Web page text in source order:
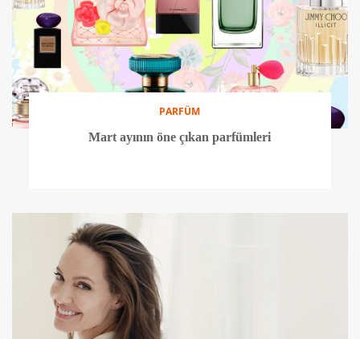
PARFÜM
Mart ayının öne çıkan parfümleri